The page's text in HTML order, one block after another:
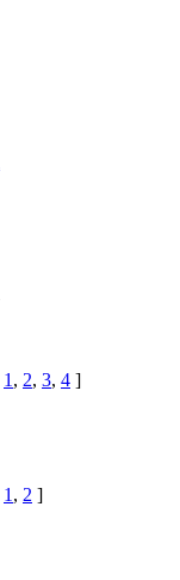
1 , 2, 3, 4 ]
1 , 2 ]